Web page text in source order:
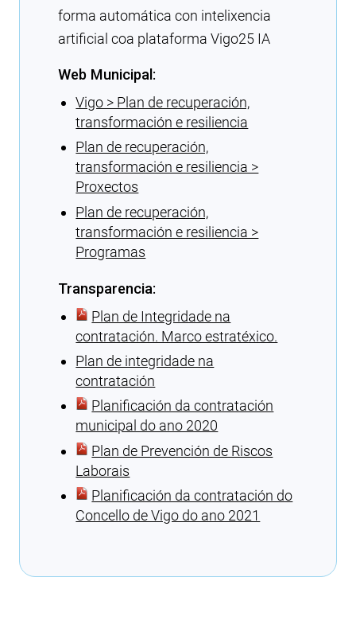
forma automática con intelixencia
artificial coa plataforma Vigo25 IA
Web Municipal:
Vigo > Plan de recuperación,
transformación e resiliencia
Plan de recuperación,
transformación e resiliencia >
Proxectos
Plan de recuperación,
transformación e resiliencia >
Programas
Transparencia:
Plan de Integridade na
contratación. Marco estratéxico.
Plan de integridade na
contratación
Planificación da contratación
municipal do ano 2020
Plan de Prevención de Riscos
Laborais
Planificación da contratación do
Concello de Vigo do ano 2021